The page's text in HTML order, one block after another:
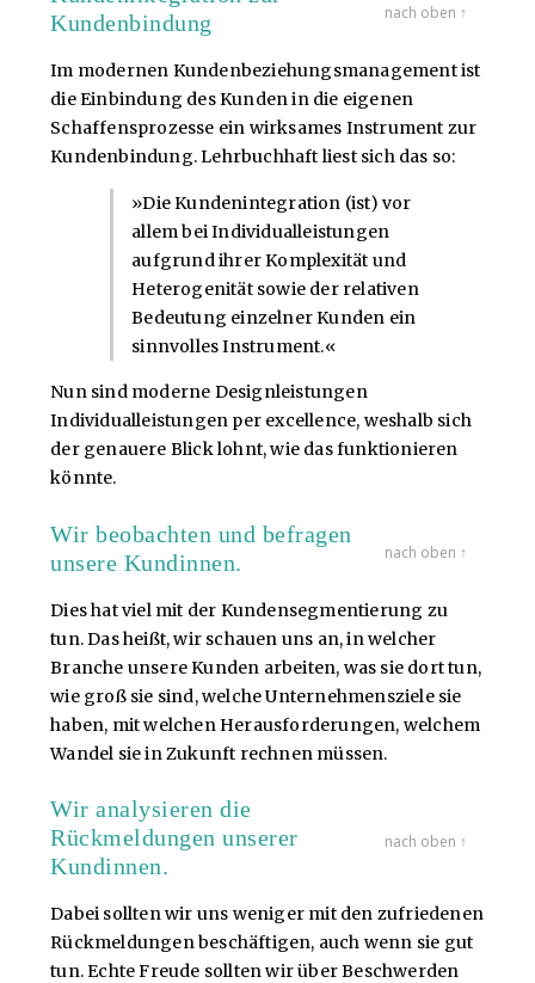
Kundenbindung
nach oben ↑
Im modernen Kundenbeziehungsmanagement ist
die Einbindung des Kunden in die eigenen
Schaffensprozesse ein wirksames Instrument zur
Kundenbindung. Lehrbuchhaft liest sich das so:
»Die Kundenintegration (ist) vor
allem bei Individualleistungen
aufgrund ihrer Komplexität und
Heterogenität sowie der relativen
Bedeutung einzelner Kunden ein
sinnvolles Instrument.«
Nun sind moderne Designleistungen
Individualleistungen per excellence, weshalb sich
der genauere Blick lohnt, wie das funktionieren
könnte.
Wir beobachten und befragen
unsere Kundinnen.
nach oben ↑
Dies hat viel mit der Kundensegmentierung zu
tun. Das heißt, wir schauen uns an, in welcher
Branche unsere Kunden arbeiten, was sie dort tun,
wie groß sie sind, welche Unternehmensziele sie
haben, mit welchen Herausforderungen, welchem
Wandel sie in Zukunft rechnen müssen.
Wir analysieren die
Rückmeldungen unserer
Kundinnen.
nach oben ↑
Dabei sollten wir uns weniger mit den zufriedenen
Rückmeldungen beschäftigen, auch wenn sie gut
tun. Echte Freude sollten wir über Beschwerden